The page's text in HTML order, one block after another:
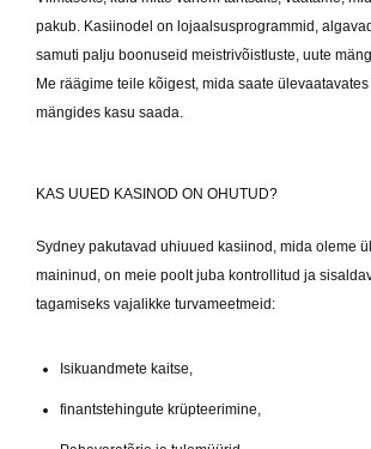
pakub. Kasiinodel on lojaalsusprogrammid,
samuti palju boonuseid meistrivõistluste, uute
Me räägime teile kõigest, mida saate
mängides kasu saada.
KAS UUED KASINOD ON OHUTUD?
Sydney pakutavad uhiuued kasiinod, mida oleme
maininud, on meie poolt juba kontrollitud ja
tagamiseks vajalikke turvameetmeid:
Isikuandmete kaitse,
finantstehingute krüpteerimine,